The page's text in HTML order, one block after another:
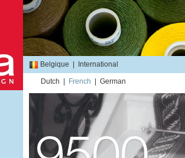
Belgique International
Dutch French German